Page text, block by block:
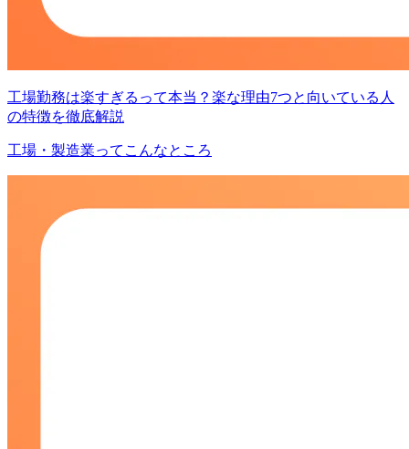
工場勤務は楽すぎるって本当？楽な理由7つと向いている人
の特徴を徹底解説
工場・製造業ってこんなところ